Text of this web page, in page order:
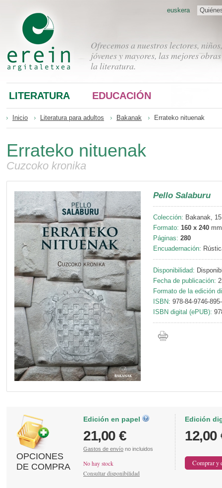
Ofrecemos a nuestros lectores, niños,
jóvenes y mayores, las mejores
la literatura.
euskera
LITERATURA EDUCACIÓN
Inicio Literatura para adultos Bakanak Errateko nituenak
Errateko nituenak
Cuzcoko kronika
Pello Salaburu
Colección: Bakanak, 15
Formato: 160 x 240 mm
Páginas: 280
Encuadernación:
Disponibilidad:
Fecha de publicación:
Formato de la edición
ISBN: 978-84-9746-
ISBN digital (ePUB):
OPCIONES
DE COMPRA
Edición en papel
21,00 €
Gastos de envío no incluidos
No hay stock
Consultar disponibilidad
Edición
12,00